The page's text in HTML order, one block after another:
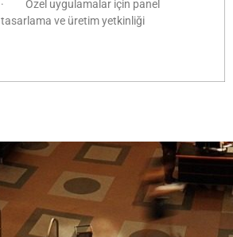
· Özel uygulamalar için panel
tasarlama ve üretim yetkinliği